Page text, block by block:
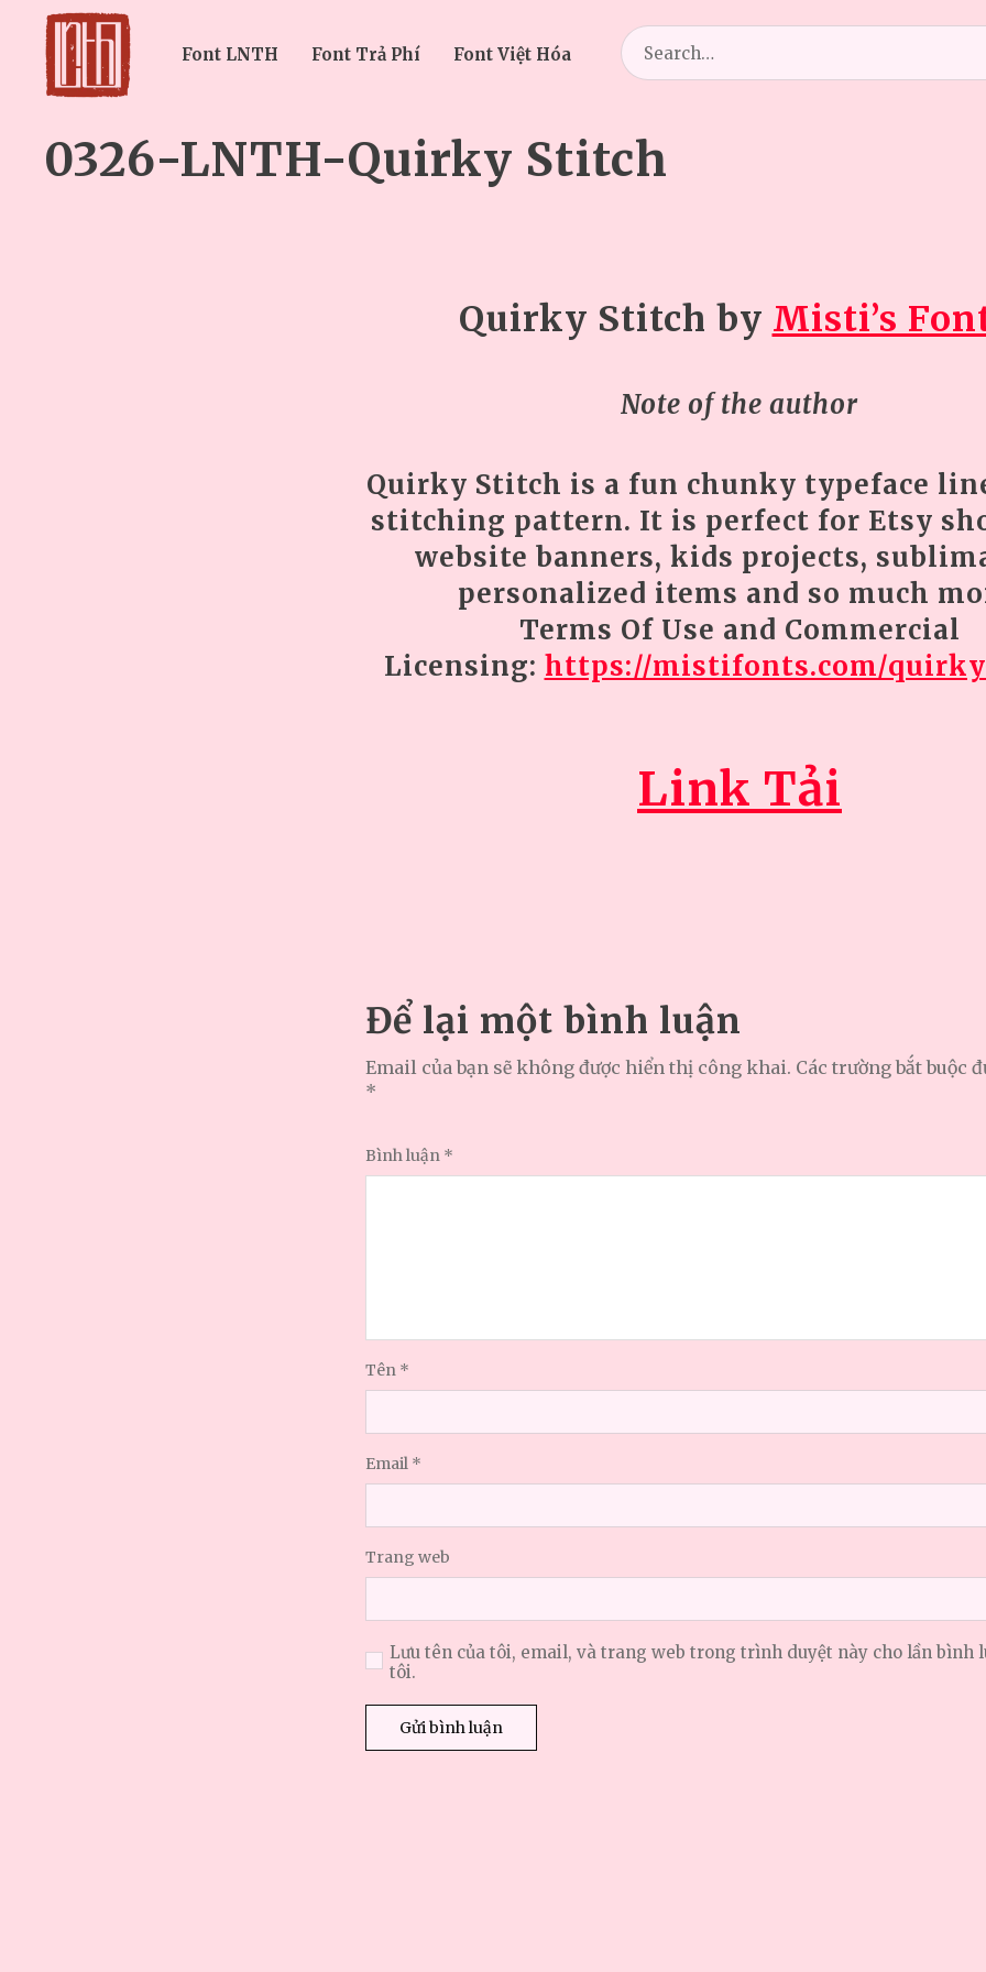
Font LNTH Font Trả Phí Font Việt Hóa
Search
for:
0326-LNTH-Quirky Stitch
Quirky Stitch by Misti’s
Note of the author
Quirky Stitch is a fun chunky typeface
stitching pattern. It is perfect for Etsy
website banners, kids projects,
personalized items and so much
Terms Of Use and Commercial
Licensing: https://mistifonts.com/
Link Tải
Để lại một bình luận
Email của bạn sẽ không được hiển thị công khai. Các trường bắt buộc
*
Bình luận *
Tên *
Email *
Trang web
Lưu tên của tôi, email, và trang web trong trình duyệt này cho lần bình
tôi.